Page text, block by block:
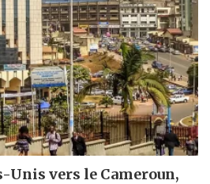
Unis vers le Cameroun,